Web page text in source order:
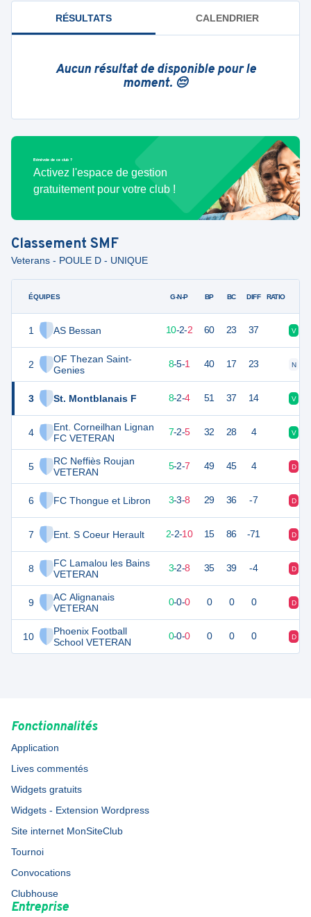
RÉSULTATS CALENDRIER
Aucun résultat de disponible pour le
moment. 😔
Bénévole de ce club ?
Activez l'espace de gestion
gratuitement pour votre club !
Classement SMF
Veterans - POULE D - UNIQUE
ÉQUIPES
1 AS Bessan
2
OF Thezan Saint-
Genies
3 St. Montblanais F
4
Ent. Corneilhan Lignan
FC VETERAN
5
RC Neffiès Roujan
VETERAN
6 FC Thongue et Libron
7 Ent. S Coeur Herault
8
FC Lamalou les Bains
VETERAN
9
AC Alignanais
VETERAN
10
Phoenix Football
School VETERAN
G-N-P BP BC DIFF RATIO
10-2-2 60 23 37 V
29 8-5-1 40 17 23 N
26 8-2-4 51 37 14 V
23 14 7-2-5 32 28 4 V
17 5-2-7 49 45 4 D
12 14 3-3-8 29 36 -7 D
8 14 2-2-10 15 86 -71 D
10 14 3-2-8 35 39 -4 D
0-0-0 0 0 0 D
0 0-0-0 0 0 0 D
Fonctionnalités
Application
Lives commentés
Widgets gratuits
Widgets - Extension Wordpress
Site internet MonSiteClub
Tournoi
Convocations
Clubhouse
Entreprise